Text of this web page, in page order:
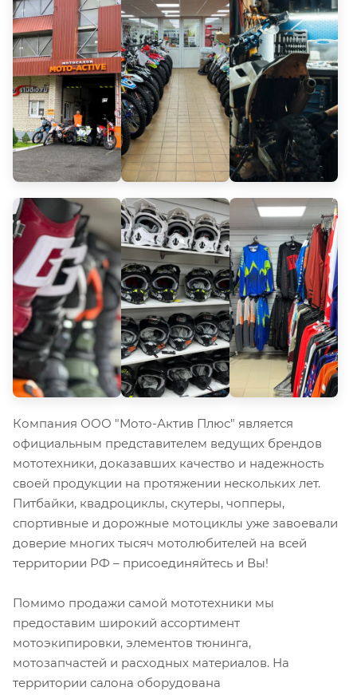
Компания ООО "Мото-Актив Плюс" является
официальным представителем ведущих брендов
мототехники, доказавших качество и надежность
своей продукции на протяжении нескольких лет.
Питбайки, квадроциклы, скутеры, чопперы,
спортивные и дорожные мотоциклы уже завоевали
доверие многих тысяч мотолюбителей на всей
территории РФ – присоединяйтесь и Вы!
Помимо продажи самой мототехники мы
предоставим широкий ассортимент
мотоэкипировки, элементов тюнинга,
мотозапчастей и расходных материалов. На
территории салона оборудована